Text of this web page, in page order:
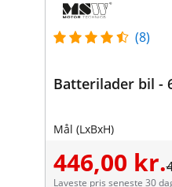
(8)
Batterilader bil -
Mål (LxBxH)
446,00 kr.
Laveste pris seneste 30